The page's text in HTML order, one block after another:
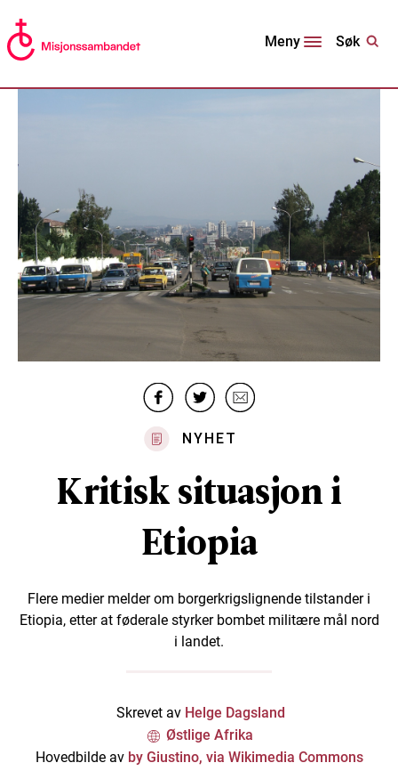
Meny Søk
NYHET
Kritisk situasjon i
Etiopia
Flere medier melder om borgerkrigslignende tilstander i
Etiopia, etter at føderale styrker bombet militære mål nord
i landet.
Skrevet av Helge Dagsland
Østlige Afrika
Hovedbilde av by Giustino, via Wikimedia Commons